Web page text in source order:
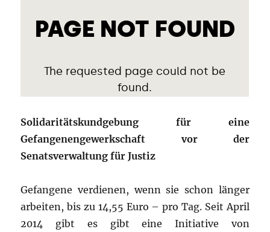
Solidaritätskundgebung für eine
Gefangenengewerkschaft vor der
Senatsverwaltung für Justiz
Gefangene verdienen, wenn sie schon länger
arbeiten, bis zu 14,55 Euro – pro Tag. Seit April
2014 gibt es gibt eine Initiative von